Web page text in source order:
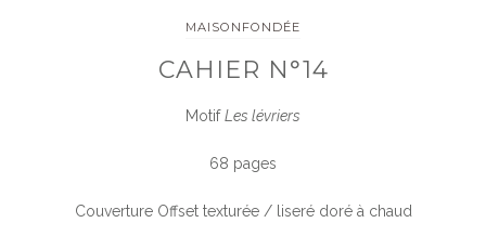
MAISONFONDÉE
CAHIER N°14
MotifLes lévriers
68 pages
Couverture Offset texturée / liseré doré à chaud